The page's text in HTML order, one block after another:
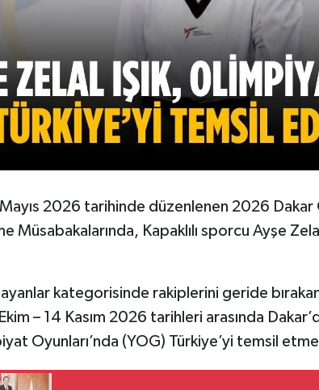
Mayıs 2026 tarihinde düzenlenen 2026
Müsabakalarında, Kapaklılı sporcu Ayşe
kategorisinde rakiplerini geride
– 14 Kasım 2026 tarihleri arasında
Oyunları’nda (YOG) Türkiye’yi temsil